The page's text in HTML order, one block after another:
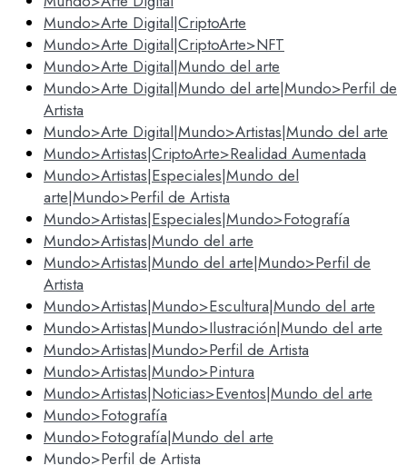
Mundo>Arte Digital|CriptoArte
Mundo>Arte Digital|CriptoArte>NFT
Mundo>Arte Digital|Mundo del arte
Mundo>Arte Digital|Mundo del arte|Mundo>Perfil de
Artista
Mundo>Arte Digital|Mundo>Artistas|Mundo del arte
Mundo>Artistas|CriptoArte>Realidad Aumentada
Mundo>Artistas|Especiales|Mundo del
arte|Mundo>Perfil de Artista
Mundo>Artistas|Especiales|Mundo>Fotografía
Mundo>Artistas|Mundo del arte
Mundo>Artistas|Mundo del arte|Mundo>Perfil de
Artista
Mundo>Artistas|Mundo>Escultura|Mundo del arte
Mundo>Artistas|Mundo>Ilustración|Mundo del arte
Mundo>Artistas|Mundo>Perfil de Artista
Mundo>Artistas|Mundo>Pintura
Mundo>Artistas|Noticias>Eventos|Mundo del arte
Mundo>Fotografía
Mundo>Fotografía|Mundo del arte
Mundo>Perfil de Artista